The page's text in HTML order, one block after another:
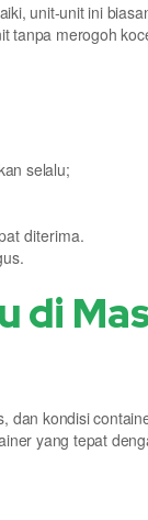
unit-unit ini
tanpa merogoh
selalu;
diterima.
di
dan kondisi
yang tepat